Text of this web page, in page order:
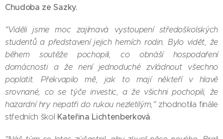
Chudoba ze Sazky.
"Viděli jsme moc zajímavá vystoupení středoškolských
studentů a představení jejich herních rodin. Bylo vidět, že
během soutěže pochopili, co obnáší hospodaření
domácnosti a že není jednoduché zvládnout všechno
poplatit. Překvapilo mě, jak to mají někteří v hlavě
srovnané, co se týče investic, a že všichni pochopili, že
hazardní hry nepatři do rukou nezletilým," zhodnotila finále
středních škol Kateřina Lichtenberková.